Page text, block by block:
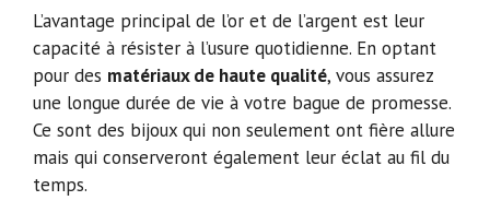
L’avantage principal de l’or et de l’argent est leur
capacité à résister à l’usure quotidienne. En optant
pour des matériaux de haute qualité, vous assurez
une longue durée de vie à votre bague de promesse.
Ce sont des bijoux qui non seulement ont fière allure
mais qui conserveront également leur éclat au fil du
temps.